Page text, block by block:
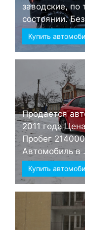
заводские, по
состоянии.
Купить
Продается
2011 года
Пробег
Автомобиль в
Купить